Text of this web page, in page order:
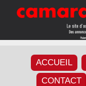
ACCUEIL
CONTACT